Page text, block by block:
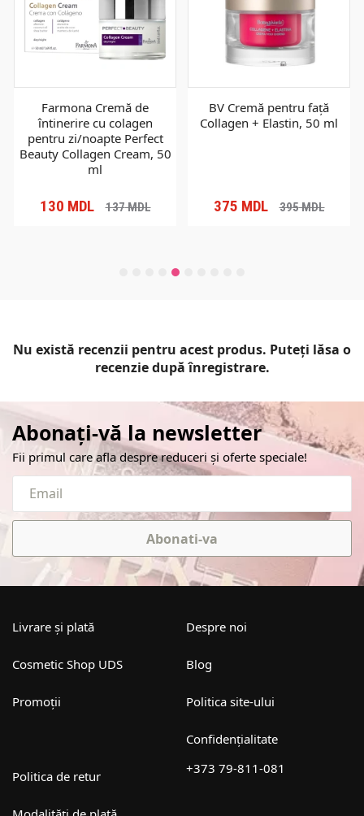
Farmona Cremă de
întinerire cu colagen
pentru zi/noapte Perfect
Beauty Collagen Cream, 50
ml
130 MDL 137MDL
BV Cremă pentru față
Collagen + Elastin, 50 ml
375 MDL 395MDL
Nu există recenzii pentru acest produs. Puteți lăsa o
recenzie după înregistrare.
Abonați-vă la newsletter
Fii primul care afla despre reduceri și oferte speciale!
Abonati-va
Livrare și plată
Cosmetic Shop UDS
Promoții
Despre noi
Blog
Politica site-ului
Confidențialitate
Politica de retur +373 79-811-081